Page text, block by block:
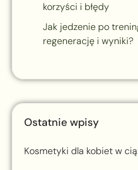
korzyści i błędy
Jak jedzenie po
regenerację i wyniki?
Ostatnie wpisy
Kosmetyki dla kobiet w